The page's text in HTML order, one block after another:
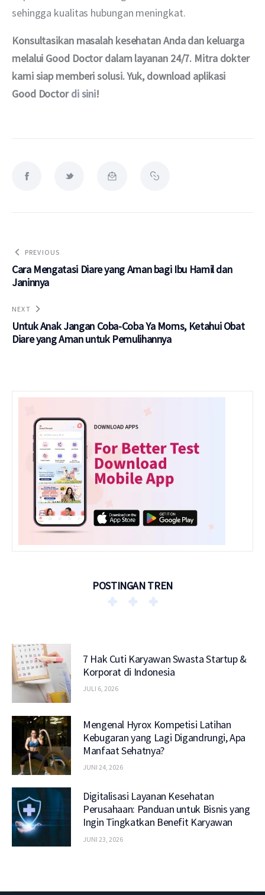
sehingga kualitas hubungan meningkat.
Konsultasikan masalah kesehatan Anda dan keluarga
melalui Good Doctor dalam layanan 24/7. Mitra dokter
kami siap memberi solusi. Yuk, download aplikasi
Good Doctor di sini!
PREVIOUS
Cara Mengatasi Diare yang Aman bagi Ibu Hamil dan
Janinnya
NEXT
Untuk Anak Jangan Coba-Coba Ya Moms, Ketahui Obat
Diare yang Aman untuk Pemulihannya
POSTINGAN TREN
7 Hak Cuti Karyawan Swasta Startup &
Korporat di Indonesia
JULI 6, 2026
Mengenal Hyrox Kompetisi Latihan
Kebugaran yang Lagi Digandrungi, Apa
Manfaat Sehatnya?
JUNI 24, 2026
Digitalisasi Layanan Kesehatan
Perusahaan: Panduan untuk Bisnis yang
Ingin Tingkatkan Benefit Karyawan
JUNI 23, 2026